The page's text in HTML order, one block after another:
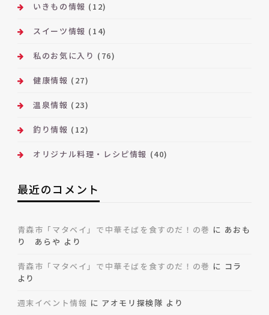
いきもの情報 (12)
スイーツ情報 (14)
私のお気に入り (76)
健康情報 (27)
温泉情報 (23)
釣り情報 (12)
オリジナル料理・レシピ情報 (40)
最近のコメント
青森市「マタベイ」で中華そばを食すのだ！の巻 に あおも
り あらや より
青森市「マタベイ」で中華そばを食すのだ！の巻 に コラ
より
週末イベント情報 に アオモリ探検隊 より